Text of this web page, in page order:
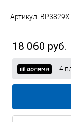
Артикул:
18 060 руб.
4